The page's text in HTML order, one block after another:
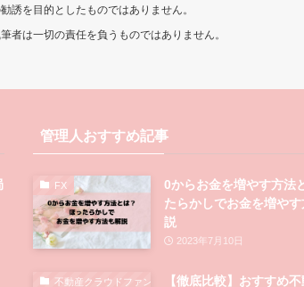
誘を目的としたものではありません。
者は一切の責任を負うものではありません。
管理人おすすめ記事
FX
0からお金を増やす方法
たらかしでお金を増や
説
2023年7月10日
不動産クラウドファンディング【徹底比較】おすすめ